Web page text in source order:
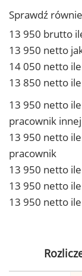
Sprawdź
13 950 brutto
13 950 netto
14 050 netto
13 850 netto
13 950 netto
pracownik
13 950 netto
pracownik
13 950 netto
13 950 netto
13 950 netto